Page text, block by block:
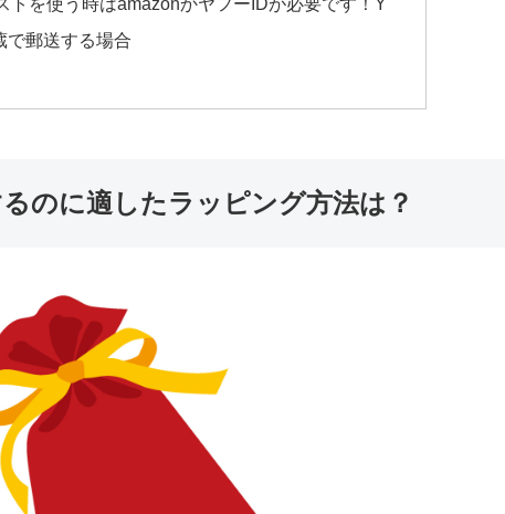
で郵送する場合
のに適したラッピング方法は？